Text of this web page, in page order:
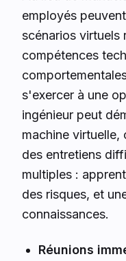
employés
scénarios virtuels
compétences
s'exercer à une
ingénieur peut
machine virtuelle,
des entretiens
multiples :
des risques, et
connaissances.
Réunions